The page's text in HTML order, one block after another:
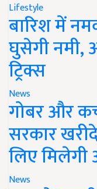
Lifestyle
बारिश में
घुसेगी नमी,
ट्रिक्स
News
गोबर और
सरकार
लिए मिलेगी
News